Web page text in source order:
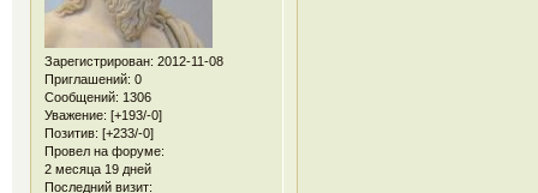
Зарегистрирован: 2012-11-08
Приглашений: 0
Сообщений: 1306
Уважение: [+193/-0]
Позитив: [+233/-0]
Провел на форуме:
2 месяца 19 дней
Последний визит: